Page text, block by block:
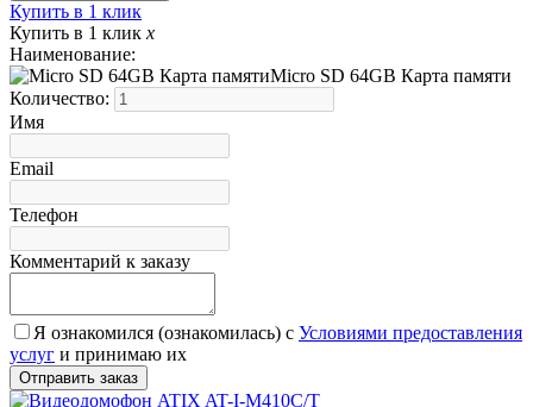
Купить в 1 клик
Купить в 1 клик x
Наименование:
Micro SD 64GB Карта памяти
Количество:
Имя
Email
Телефон
Комментарий к заказу
Я ознакомился (ознакомилась) с Условиями предоставления
услуг и принимаю их